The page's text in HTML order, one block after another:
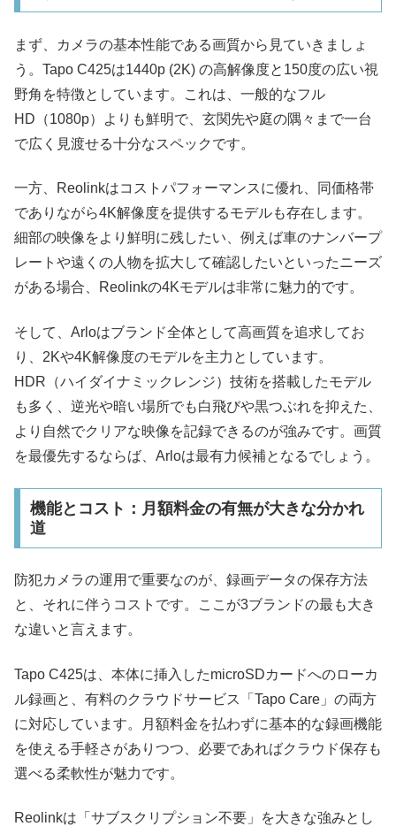
まず、カメラの基本性能である画質から見ていきましょ
う。Tapo C425は1440p (2K) の高解像度と150度の広い視
野角を特徴としています。これは、一般的なフル
HD（1080p）よりも鮮明で、玄関先や庭の隅々まで一台
で広く見渡せる十分なスペックです。
一方、Reolinkはコストパフォーマンスに優れ、同価格帯
でありながら4K解像度を提供するモデルも存在します。
細部の映像をより鮮明に残したい、例えば車のナンバープ
レートや遠くの人物を拡大して確認したいといったニーズ
がある場合、Reolinkの4Kモデルは非常に魅力的です。​
そして、Arloはブランド全体として高画質を追求してお
り、2Kや4K解像度のモデルを主力としています。
HDR（ハイダイナミックレンジ）技術を搭載したモデル
も多く、逆光や暗い場所でも白飛びや黒つぶれを抑えた、
より自然でクリアな映像を記録できるのが強みです。画質
を最優先するならば、Arloは最有力候補となるでしょう。​
機能とコスト：月額料金の有無が大きな分かれ
道
防犯カメラの運用で重要なのが、録画データの保存方法
と、それに伴うコストです。ここが3ブランドの最も大き
な違いと言えます。
Tapo C425は、本体に挿入したmicroSDカードへのローカ
ル録画と、有料のクラウドサービス「Tapo Care」の両方
に対応しています。月額料金を払わずに基本的な録画機能
を使える手軽さがありつつ、必要であればクラウド保存も
選べる柔軟性が魅力です。
Reolinkは「サブスクリプション不要」を大きな強みとし